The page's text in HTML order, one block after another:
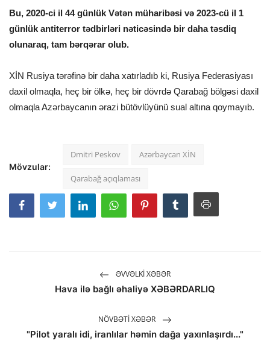
Bu, 2020-ci il 44 günlük Vətən müharibəsi və 2023-cü il 1
günlük antiterror tədbirləri nəticəsində bir daha təsdiq
olunaraq, tam bərqərar olub.
XİN Rusiya tərəfinə bir daha xatırladıb ki, Rusiya Federasiyası
daxil olmaqla, heç bir ölkə, heç bir dövrdə Qarabağ bölgəsi daxil
olmaqla Azərbaycanın ərazi bütövlüyünü sual altına qoymayıb.
Mövzular:
Dmitri Peskov Azərbaycan XİN
Qarabağ açıqlaması
ƏVVƏLKI XƏBƏR
Hava ilə bağlı əhaliyə XƏBƏRDARLIQ
NÖVBƏTI XƏBƏR
"Pilot yaralı idi, iranlılar həmin dağa yaxınlaşırdı..."